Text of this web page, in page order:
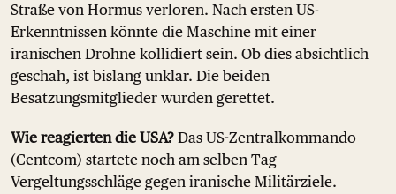
Straße von Hormus verloren. Nach ersten US-
Erkenntnissen könnte die Maschine mit einer
iranischen Drohne kollidiert sein. Ob dies absichtlich
geschah, ist bislang unklar. Die beiden
Besatzungsmitglieder wurden gerettet.
Wie reagierten die USA? Das US-Zentralkommando
(Centcom) startete noch am selben Tag
Vergeltungsschläge gegen iranische Militärziele.